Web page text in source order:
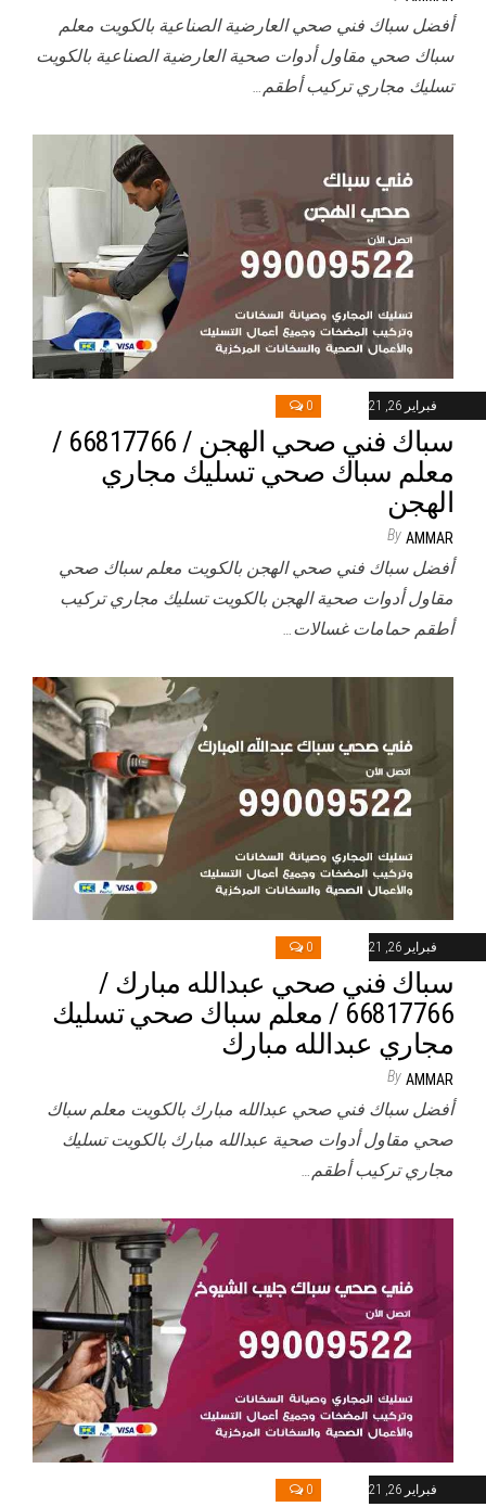
أفضل سباك فني صحي العارضية الصناعية بالكويت معلم
سباك صحي مقاول أدوات صحية العارضية الصناعية بالكويت
تسليك مجاري تركيب أطقم…
فبراير 26, 2021 0
سباك فني صحي الهجن / 66817766 /
معلم سباك صحي تسليك مجاري
الهجن
By AMMAR
أفضل سباك فني صحي الهجن بالكويت معلم سباك صحي
مقاول أدوات صحية الهجن بالكويت تسليك مجاري تركيب
أطقم حمامات غسالات…
فبراير 26, 2021 0
سباك فني صحي عبدالله مبارك /
66817766 / معلم سباك صحي تسليك
مجاري عبدالله مبارك
By AMMAR
أفضل سباك فني صحي عبدالله مبارك بالكويت معلم سباك
صحي مقاول أدوات صحية عبدالله مبارك بالكويت تسليك
مجاري تركيب أطقم…
فبراير 26, 2021 0